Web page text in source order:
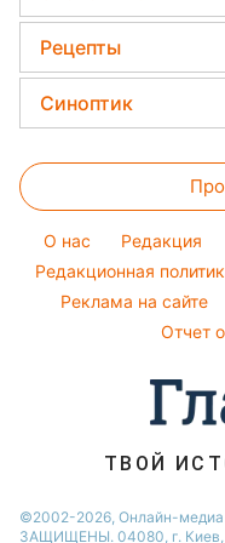
Новости
Новости Черкассы
Елена Зеленская
Ани Лорак
Алла Пугачева
Максим Галкин
Настя Каменских
Окрашивание
Красивый
Тесты по картинке
Оптические
Народные
Уборка
Авто
Стирка
Цены на продукты
Денежная помощь
Тарифы
Курс валют
Рецепты
Закуски
Салаты
Простые блюда
Легкие десерты
Напитки
Праздничное меню
Синоптик
Магнитные бури
Погода на сегодня
Погода на завтра
Пылевая буря
O нас Редакция
Редакционная
Реклама на сайте
Отчет
ТВОЙ
©2002-2026, Онлайн-медиа
ЗАЩИЩЕНЫ. 04080, г. Киев,